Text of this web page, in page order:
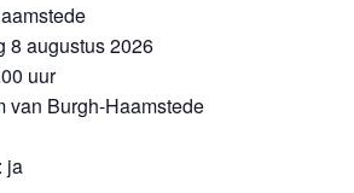
8 augustus 2026
uur
van Burgh-Haamstede
ja